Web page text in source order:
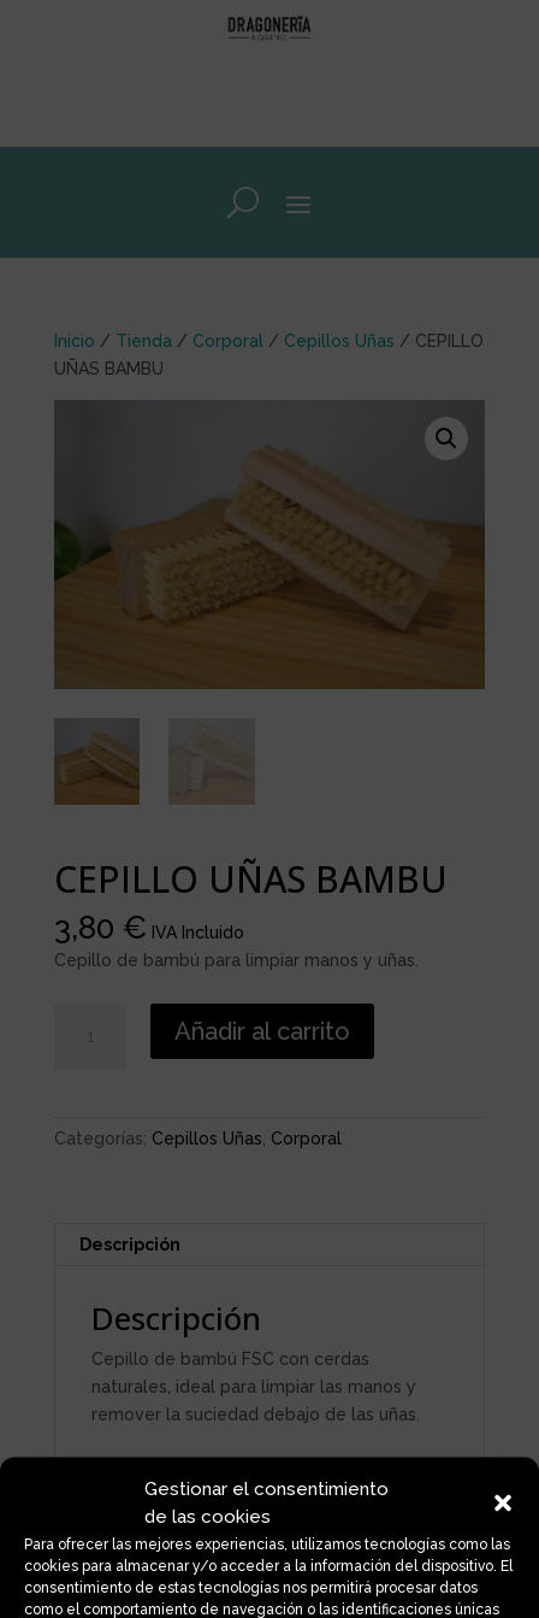
Gestionar el consentimiento
de las cookies
Para ofrecer las mejores experiencias, utilizamos tecnologías como las
cookies para almacenar y/o acceder a la información del dispositivo. El
consentimiento de estas tecnologías nos permitirá procesar datos
como el comportamiento de navegación o las identificaciones únicas
Inicio / Tienda / Corporal / Cepillos Uñas / CEPILLO
UÑAS BAMBU
CEPILLO UÑAS BAMBU
3,80 € IVA Incluido
Cepillo de bambú para limpiar manos y uñas.
UÑAS
Añadir al carrito
Categorías: Cepillos Uñas Corporal
Descripción
Descripción
Cepillo de bambú FSC con cerdas
naturales, ideal para limpiar las manos y
remover la suciedad debajo de las uñas.
Productos relacionados